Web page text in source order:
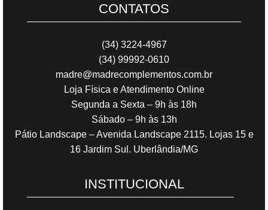
CONTATOS
(34) 3224-4967
(34) 99992-0610
madre@madrecomplementos.com.br
Loja Física e Atendimento Online
Segunda a Sexta – 9h às 18h
Sábado – 9h às 13h
Pátio Landscape – Avenida Landscape 2115. Lojas 15 e
16 Jardim Sul. Uberlândia/MG
INSTITUCIONAL